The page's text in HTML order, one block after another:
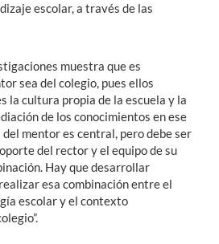
escolar, a través de las
muestra que es
sea del colegio, pues ellos
la cultura propia de la escuela y la
de los conocimientos en ese
mentor es central, pero debe ser
del rector y el equipo de su
Hay que desarrollar
esa combinación entre el
escolar y el contexto